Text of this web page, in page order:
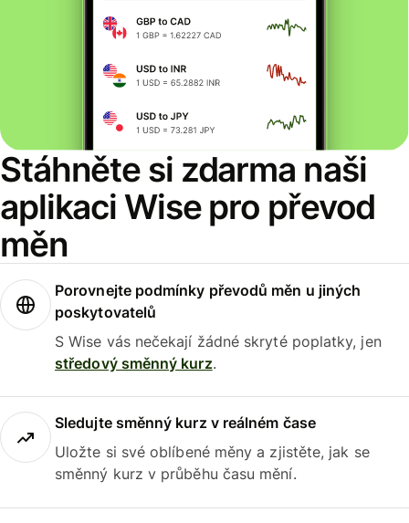
Stáhněte si zdarma naši
aplikaci Wise pro převod
měn
Porovnejte podmínky převodů měn u jiných
poskytovatelů
S Wise vás nečekají žádné skryté poplatky, jen
středový směnný kurz.
Sledujte směnný kurz v reálném čase
Uložte si své oblíbené měny a zjistěte, jak se
směnný kurz v průběhu času mění.